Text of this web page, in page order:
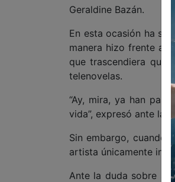
Geraldine Bazán.
En esta ocasión ha
manera hizo frente a
que trascendiera que
telenovelas.
“Ay, mira, ya han
vida”, expresó ante
Sin embargo, cuando
artista únicamente
Ante la duda sobre si